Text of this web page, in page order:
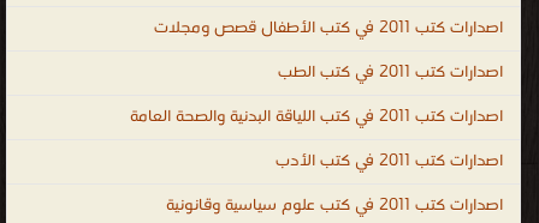
اصدارات كتب 2011 في كتب الأطفال قصص ومجلات
اصدارات كتب 2011 في كتب الطب
اصدارات كتب 2011 في كتب اللياقة البدنية والصحة العامة
اصدارات كتب 2011 في كتب الأدب
اصدارات كتب 2011 في كتب علوم سياسية وقانونية